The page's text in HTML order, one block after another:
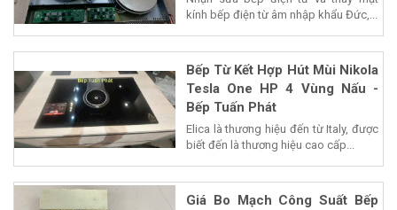
kính bếp điện từ âm nhập khẩu Đức,...
Bếp Từ Kết Hợp Hút Mùi Nikola
Tesla One HP 4 Vùng Nấu -
Bếp Tuấn Phát
Elica là thương hiệu đến từ Italy, được
biết đến là thương hiệu cao cấp...
Giá Bo Mạch Công Suất Bếp